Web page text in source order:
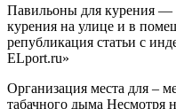
Павильоны для курения —
курения на улице и в
републикация статьи с
ELport.ru»
Организация места для –
табачного дыма Несмотря